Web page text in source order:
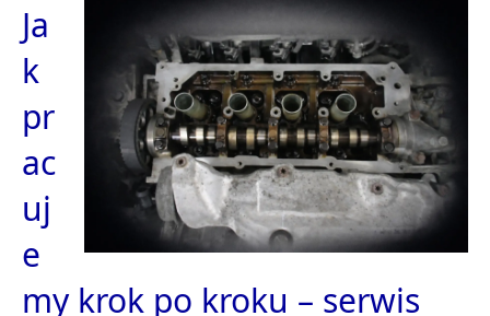
Ja
k
pr
ac
uj
e
my krok po kroku – serwis